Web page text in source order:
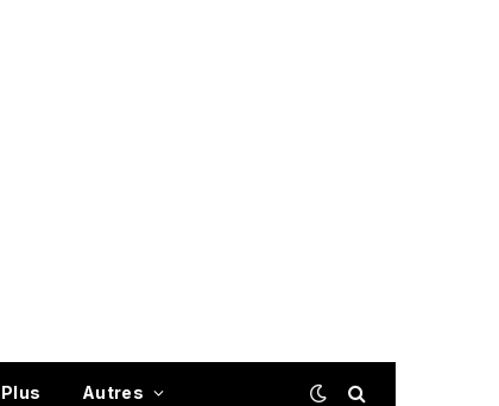
Plus Autres